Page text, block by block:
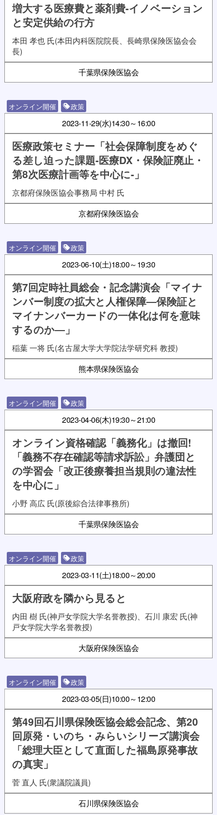
増大する医療費と薬剤費-イノベーション
と安定供給の行方
本田 孝也 氏(本田内科医院院長、長崎県保険医協会会
長)
千葉県保険医協会
オンライン開催 政策
2023-11-29(水)14:30～16:00
医療政策セミナー「社会保障制度をめぐ
る差し迫った課題-医療DX・保険証廃止・
第8次医療計画等を中心に-」
京都府保険医協会事務局 中村 氏
京都府保険医協会
オンライン開催 政策
2023-06-10(土)18:00～19:30
第7回定時社員総会・記念講演会「マイナ
ンバー制度の拡大と人権保障―保険証と
マイナンバーカードの一体化は何を意味
するのか―」
稲葉 一将 氏(名古屋大学大学院法学研究科 教授)
熊本県保険医協会
オンライン開催 政策
2023-04-06(木)19:30～21:00
オンライン資格確認「義務化」は撤回!
「義務不存在確認等請求訴訟」弁護団と
の学習会「改正後療養担当規則の違法性
を中心に」
小野 高広 氏(原後綜合法律事務所)
千葉県保険医協会
オンライン開催 政策
2023-03-11(土)18:00～20:00
大阪府政を隣から見ると
内田 樹 氏(神戸女学院大学名誉教授)、石川 康宏 氏(神
戸女学院大学名誉教授)
大阪府保険医協会
オンライン開催 政策
2023-03-05(日)10:00～12:00
第49回石川県保険医協会総会記念、第20
回原発・いのち・みらいシリーズ講演会
「総理大臣として直面した福島原発事故
の真実」
菅 直人 氏(衆議院議員)
石川県保険医協会